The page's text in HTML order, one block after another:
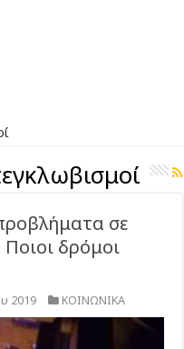
σε
δρόμοι
2019 ΚΟΙΝΩΝΙΚΑ